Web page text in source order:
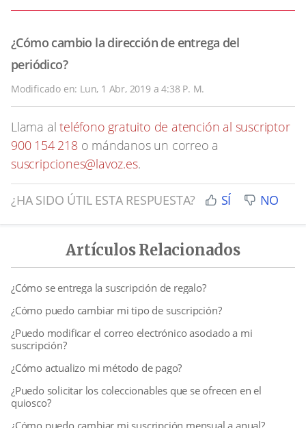
¿Cómo cambio la dirección de entrega del
periódico?
Modificado en: Lun, 1 Abr, 2019 a 4:38 P. M.
Llama alteléfono gratuito de atención al suscriptor
900 154 218o mándanos un correo a
suscripciones@lavoz.es.
¿HA SIDO ÚTIL ESTA RESPUESTA? SÍ NO
Artículos Relacionados
¿Cómo se entrega la suscripción de regalo?
¿Cómo puedo cambiar mi tipo de suscripción?
¿Puedo modificar el correo electrónico asociado a mi
suscripción?
¿Cómo actualizo mi método de pago?
¿Puedo solicitar los coleccionables que se ofrecen en el
quiosco?
¿Cómo puedo cambiar mi suscripción mensual a anual?